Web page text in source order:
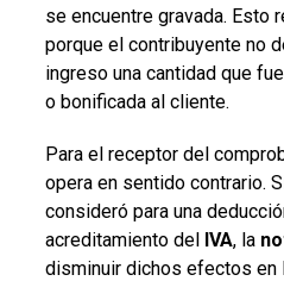
se encuentre gravada. Esto
porque el contribuyente no
ingreso una cantidad que
o bonificada al cliente.
Para el receptor del
opera en sentido contrario.
consideró para una
acreditamiento del IVA, la
disminuir dichos efectos en